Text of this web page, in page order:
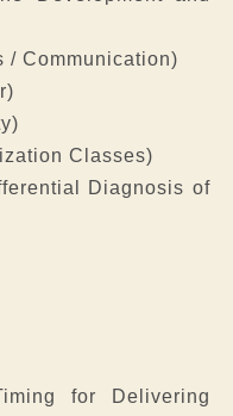
/ Communication)
Classes)
Diagnosis of
for Delivering